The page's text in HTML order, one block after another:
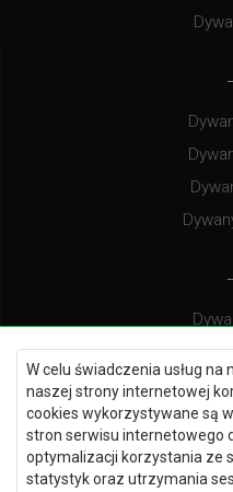
W celu świadczenia usług
naszej strony internetowej
cookies wykorzystywane są
stron serwisu internetowego
optymalizacji korzystania ze
statystyk oraz utrzymania